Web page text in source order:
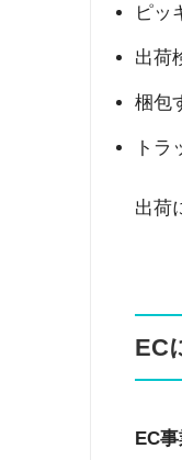
ピッ
出荷
梱包
ト
出荷
EC
EC